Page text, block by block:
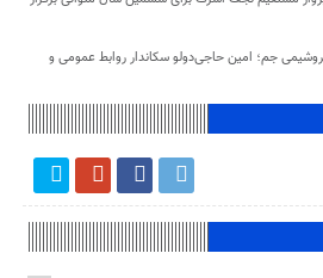
جم؛ امین حاجی‌دولو سکاندار روابط عمومی و